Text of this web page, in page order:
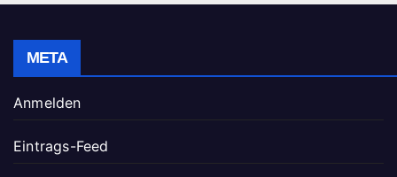
META
Anmelden
Eintrags-Feed